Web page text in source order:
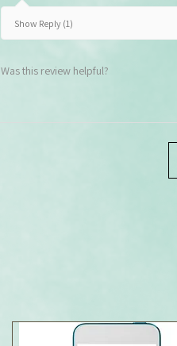
Show Reply (1)
Was this review helpful?